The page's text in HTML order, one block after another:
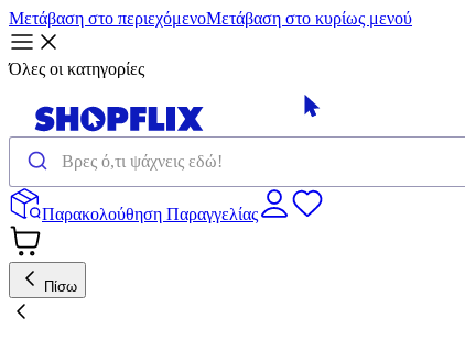
Μετάβαση στο περιεχόμενοΜετάβαση στο κυρίως μενού
Όλες οι κατηγορίες
Παρακολούθηση Παραγγελίας
Πίσω